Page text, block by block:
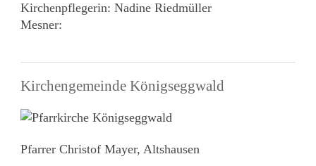
Kirchenpflegerin: Nadine Riedmüller
Mesner:
Kirchengemeinde Königseggwald
Pfarrer Christof Mayer, Altshausen